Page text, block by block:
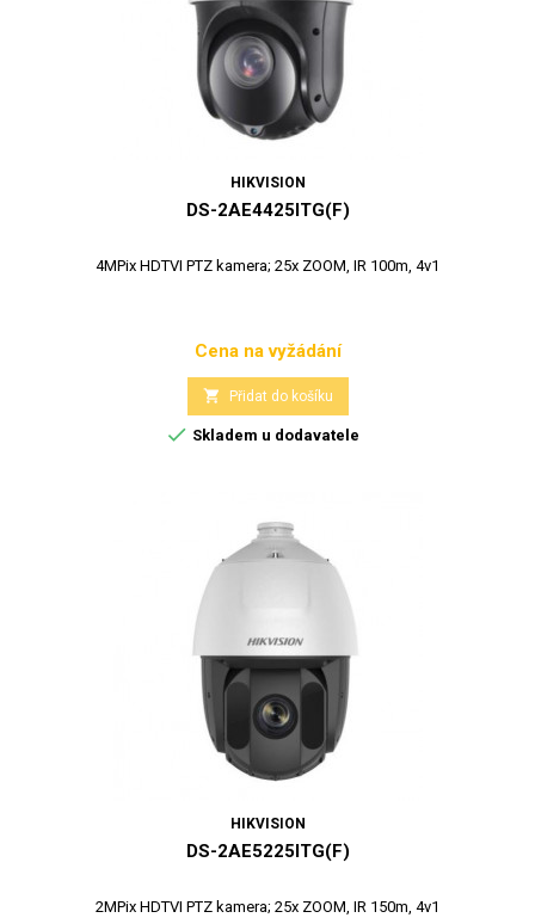
HIKVISION
DS-2AE4425ITG(F)
4MPix HDTVI PTZ kamera; 25x ZOOM, IR 100m, 4v1
Cena
Cena na vyžádání
 Přidat do košíku
 Skladem u dodavatele
HIKVISION
DS-2AE5225ITG(F)
2MPix HDTVI PTZ kamera; 25x ZOOM, IR 150m, 4v1